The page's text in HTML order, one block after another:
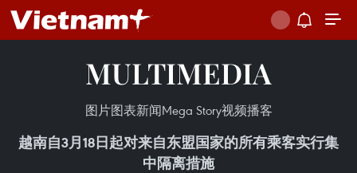
MULTIMEDIA
图片图表新闻Mega Story视频播客
越南自3月18日起对来自东盟国家的所有乘客实行集
中隔离措施